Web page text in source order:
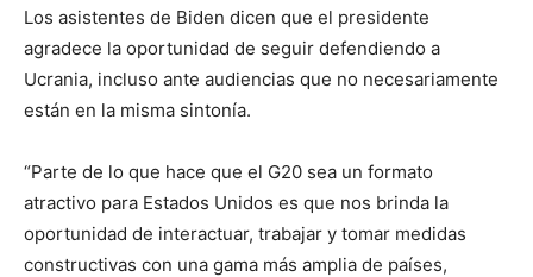
Los asistentes de Biden dicen que el presidente
agradece la oportunidad de seguir defendiendo a
Ucrania, incluso ante audiencias que no necesariamente
están en la misma sintonía.
“Parte de lo que hace que el G20 sea un formato
atractivo para Estados Unidos es que nos brinda la
oportunidad de interactuar, trabajar y tomar medidas
constructivas con una gama más amplia de países,